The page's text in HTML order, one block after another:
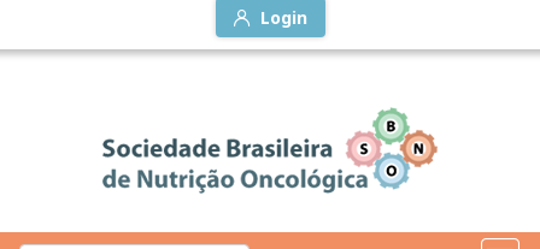
Login